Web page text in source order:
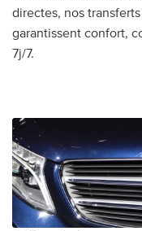
directes, nos
garantissent confort,
7j/7.